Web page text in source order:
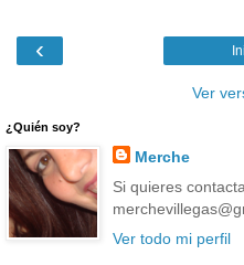
‹
Ver
¿Quién soy?
Merche
Si quieres
Ver todo mi perfil